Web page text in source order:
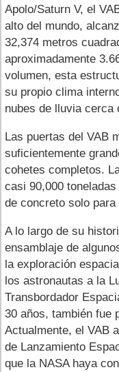
Apolo/Saturn V, el
alto del mundo,
32,374 metros
aproximadamente
volumen, esta
su propio clima
nubes de lluvia cerca
Las puertas del VAB
suficientemente
cohetes completos.
casi 90,000
de concreto solo
A lo largo de su
ensamblaje de
la exploración
los astronautas a la
Transbordador
30 años, también fue
Actualmente, el VAB
de Lanzamiento
que la NASA haya